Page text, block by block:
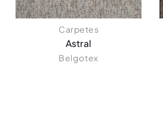
Carpetes
Astral
Belgotex